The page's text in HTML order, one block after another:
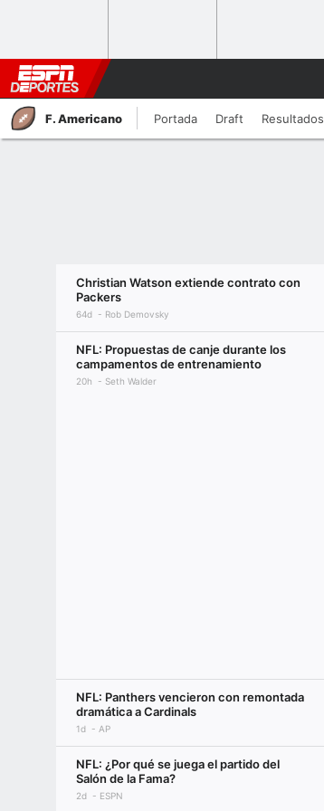
F. Americano Portada Draft Resultados
Christian Watson extiende contrato con
Packers
64d Rob Demovsky
NFL: Propuestas de canje durante los
campamentos de entrenamiento
20h Seth Walder
NFL: Panthers vencieron con remontada
dramática a Cardinals
1d AP
NFL: ¿Por qué se juega el partido del
Salón de la Fama?
2d ESPN